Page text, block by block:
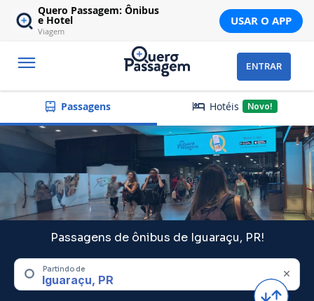
Quero Passagem: Ônibus
e Hotel
Viagem
USAR O APP
ENTRAR
Passagens Hotéis Novo!
Passagens de ônibus de Iguaraçu, PR!
Partindo de